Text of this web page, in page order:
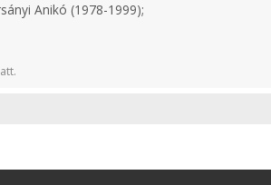
Anikó (1978-1999);